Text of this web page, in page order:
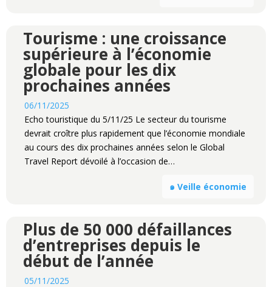
Tourisme : une croissance
supérieure à l’économie
globale pour les dix
prochaines années
06/11/2025
Echo touristique du 5/11/25 Le secteur du tourisme
devrait croître plus rapidement que l’économie mondiale
au cours des dix prochaines années selon le Global
Travel Report dévoilé à l’occasion de…
๑ Veille économie
Plus de 50 000 défaillances
d’entreprises depuis le
début de l’année
05/11/2025